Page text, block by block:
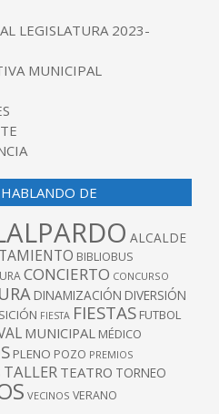
LEGISLATURA 2023-
MUNICIPAL
DE
ALCALDE
BIBLIOBUS
CONCIERTO CONCURSO
DINAMIZACIÓN DIVERSIÓN
FIESTA FIESTAS FUTBOL
MUNICIPAL MÉDICO
PLENO POZO PREMIOS
TALLER TEATRO TORNEO
VECINOS VERANO